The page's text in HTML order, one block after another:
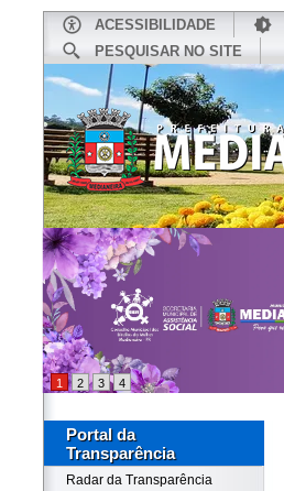
ACESSIBILIDADE
PESQUISAR NO SITE
1 2 3 4
Portal da
Transparência
Radar da Transparência